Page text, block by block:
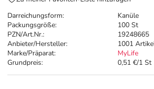
Darreichungsform:
Kanüle
Packungsgröße:
100 St
PZN/Art.Nr.:
19248665
Anbieter/Hersteller:
1001
Marke/Präparat:
MyLife
Grundpreis:
0,51 €/1 St